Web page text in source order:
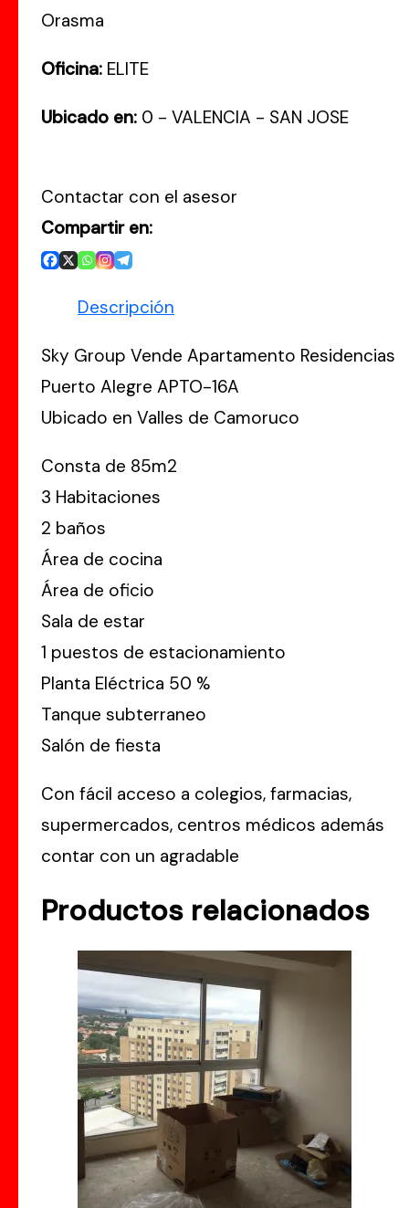
Orasma
Oficina: ELITE
Ubicado en: 0 - VALENCIA - SAN JOSE
Contactar con el asesor
Compartir en:
Descripción
Sky Group Vende Apartamento Residencias
Puerto Alegre APTO-16A
Ubicado en Valles de Camoruco
Consta de 85m2
3 Habitaciones
2 baños
Área de cocina
Área de oficio
Sala de estar
1 puestos de estacionamiento
Planta Eléctrica 50 %
Tanque subterraneo
Salón de fiesta
Con fácil acceso a colegios, farmacias,
supermercados, centros médicos además
contar con un agradable
Productos relacionados